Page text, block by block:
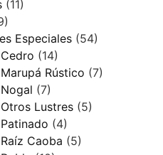
(11)
Especiales (54)
Cedro (14)
Marupá Rústico (7)
Nogal (7)
Otros Lustres (5)
Patinado (4)
Raíz Caoba (5)